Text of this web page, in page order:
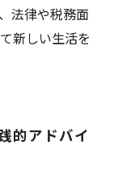
法律や税務面
新しい生活を
的アドバイ